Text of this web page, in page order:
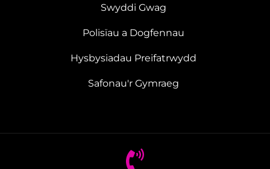
Swyddi Gwag
Polisïau a Dogfennau
Hysbysiadau Preifatrwydd
Safonau'r Gymraeg